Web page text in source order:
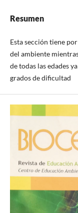
Resumen
Esta sección tiene
del ambiente
de todas las edades
grados de dificultad